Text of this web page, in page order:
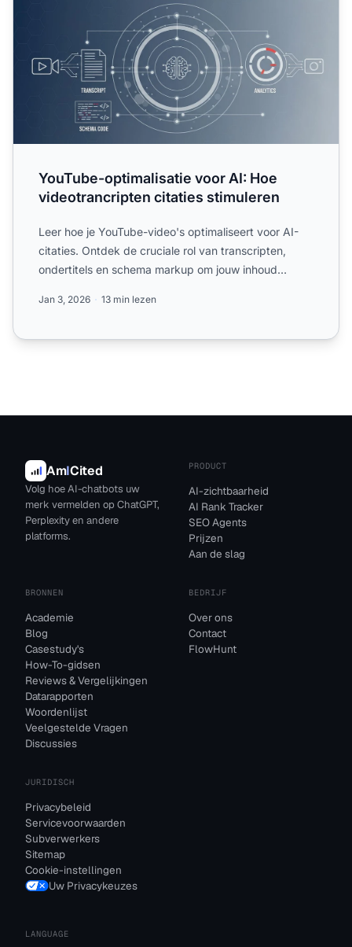
YouTube-optimalisatie voor AI: Hoe
videotrancripten citaties stimuleren
Leer hoe je YouTube-video's optimaliseert voor AI-
citaties. Ontdek de cruciale rol van transcripten,
ondertitels en schema markup om jouw inhoud
Jan 3, 2026 13 min lezen
AmICited
Volg hoe AI-chatbots uw
merk vermelden op ChatGPT,
Perplexity en andere
platforms.
PRODUCT
AI-zichtbaarheid
AI Rank Tracker
SEO Agents
Prijzen
Aan de slag
BRONNEN
Academie
Blog
Casestudy's
How-To-gidsen
Reviews & Vergelijkingen
Datarapporten
Woordenlijst
Veelgestelde Vragen
Discussies
BEDRIJF
Over ons
Contact
FlowHunt
JURIDISCH
Privacybeleid
Servicevoorwaarden
Subverwerkers
Sitemap
Cookie-instellingen
Uw Privacykeuzes
LANGUAGE